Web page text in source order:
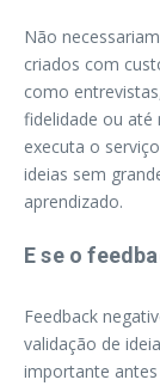
Não
criados com
como
fidelidade ou até
executa o
ideias sem
aprendizado.
E se o
Feedback
validação de
importante